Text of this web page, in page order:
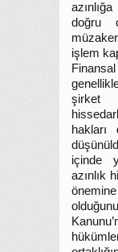
doğru
işlem
şirket
hakları
içinde
azınlık